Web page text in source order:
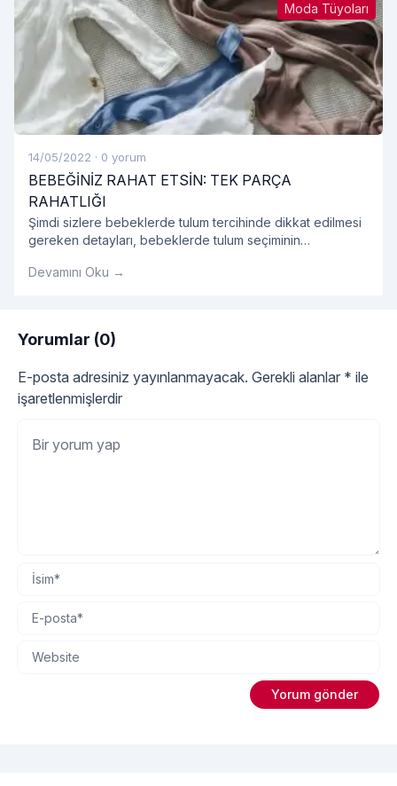
Moda Tüyoları
14/05/2022 · 0 yorum
BEBEĞİNİZ RAHAT ETSİN: TEK PARÇA
RAHATLIĞI
Şimdi sizlere bebeklerde tulum tercihinde dikkat edilmesi
gereken detayları, bebeklerde tulum seçiminin
tüm detayları sırasıyla açıklayalım.
Devamını Oku →
Yorumlar (0)
E-posta adresiniz yayınlanmayacak. Gerekli alanlar * ile
işaretlenmişlerdir